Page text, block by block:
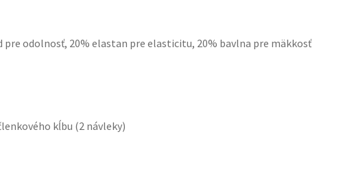
odolnosť, 20% elastan pre elasticitu, 20% bavlna pre mäkkosť
kĺbu (2 návleky)